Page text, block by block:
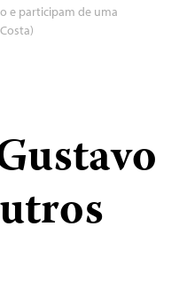
e participam de uma